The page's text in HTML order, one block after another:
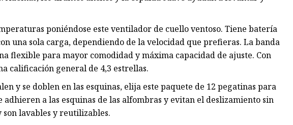
poniéndose este ventilador de cuello ventoso. Tiene batería
una sola carga, dependiendo de la velocidad que prefieras. La banda
flexible para mayor comodidad y máxima capacidad de ajuste. Con
calificación general de 4,3 estrellas.
y se doblen en las esquinas, elija este paquete de 12 pegatinas para
adhieren a las esquinas de las alfombras y evitan el deslizamiento sin
son lavables y reutilizables.